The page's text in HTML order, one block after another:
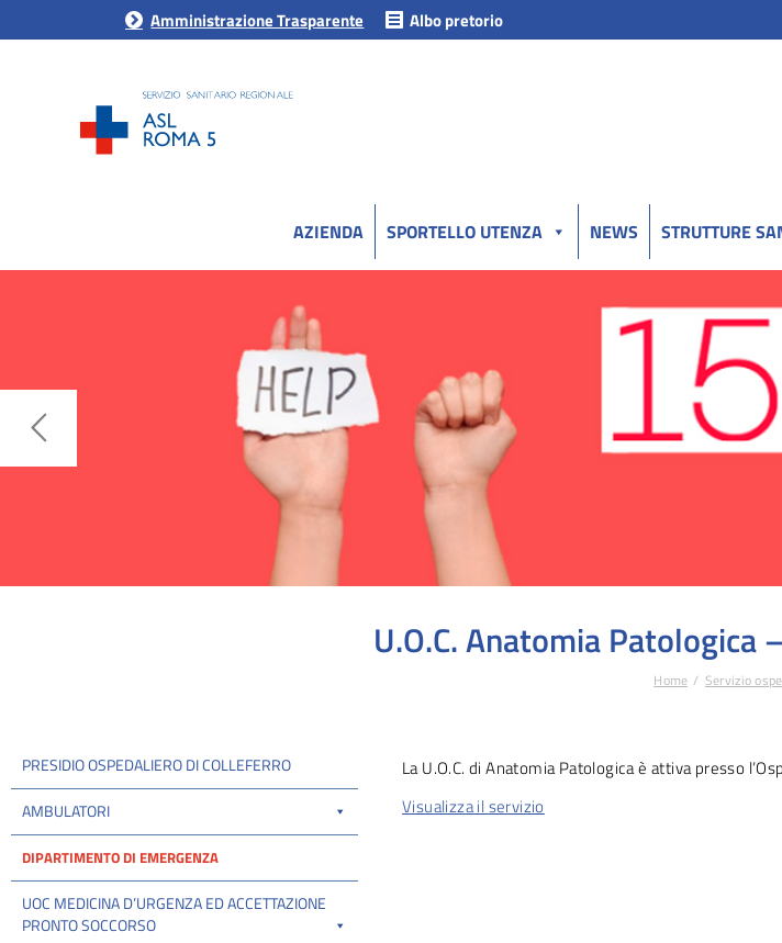
Amministrazione Trasparente Albo pretorio
AZIENDA SPORTELLO UTENZA NEWS STRUTTURE
U.O.C. Anatomia Patologica
Home Servizio
PRESIDIO OSPEDALIERO DI COLLEFERRO
AMBULATORI
DIPARTIMENTO DI EMERGENZA
UOC MEDICINA D’URGENZA ED ACCETTAZIONE
PRONTO SOCCORSO
La U.O.C. di Anatomia Patologica è attiva presso
Visualizza il servizio